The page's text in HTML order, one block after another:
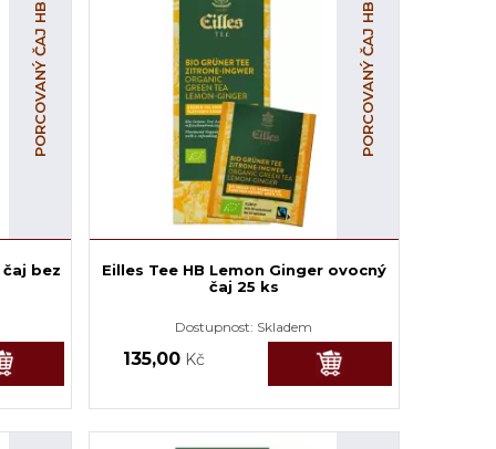
PORCOVANÝ ČAJ HB
čaj bez
PORCOVANÝ ČAJ HB
Eilles Tee HB Lemon Ginger ovocný
čaj 25 ks
Dostupnost: Skladem
135,00 Kč